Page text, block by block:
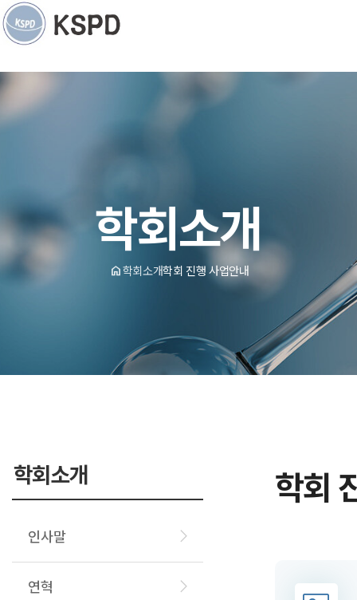
학회소개
home학회소개학회 진행 사업안내
학회소개
인사말
연혁
학회